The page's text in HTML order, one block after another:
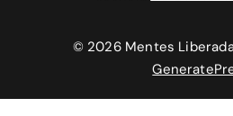
© 2026 Mentes